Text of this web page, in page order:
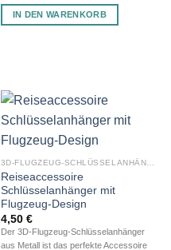
IN DEN WARENKORB
3D-FLUGZEUG-SCHLÜSSELANHÄNGER AUS METALL
Reiseaccessoire
Schlüsselanhänger mit
Flugzeug-Design
4,50 €
Der 3D-Flugzeug-Schlüsselanhänger
aus Metall ist das perfekte Accessoire